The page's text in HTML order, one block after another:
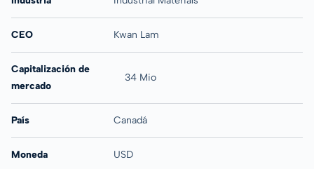
CEO Kwan Lam
Capitalización de
mercado
34 Mio
País Canadá
Moneda USD